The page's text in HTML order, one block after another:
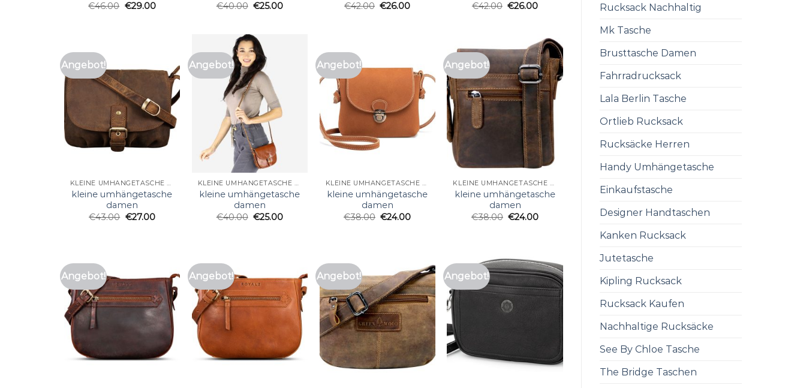
Rucksack Nachhaltig
Mk Tasche
Brusttasche Damen
Fahrradrucksack
Lala Berlin Tasche
Ortlieb Rucksack
Rucksäcke Herren
Handy Umhängetasche
Einkaufstasche
Designer Handtaschen
Kanken Rucksack
Jutetasche
Kipling Rucksack
Rucksack Kaufen
Nachhaltige Rucksäcke
See By Chloe Tasche
The Bridge Taschen
€46.00 €29.00
€40.00 €25.00
€42.00 €26.00
€42.00 €26.00
Angebot!
KLEINE UMHÄNGETASCHE DAMEN
kleine umhängetasche
damen
€43.00 €27.00
Angebot!
KLEINE UMHÄNGETASCHE DAMEN
kleine umhängetasche
damen
€40.00 €25.00
Angebot!
KLEINE UMHÄNGETASCHE DAMEN
kleine umhängetasche
damen
€38.00 €24.00
Angebot!
KLEINE UMHÄNGETASCHE DAMEN
kleine umhängetasche
damen
€38.00 €24.00
Angebot! Angebot! Angebot! Angebot!